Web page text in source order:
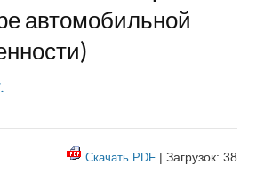
автомобильной
Скачать PDF | Загрузок: 38